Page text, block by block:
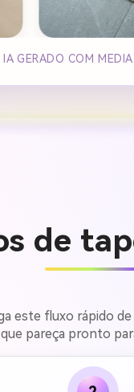
GERADO COM
de
este fluxo rápido
que pareça pronto